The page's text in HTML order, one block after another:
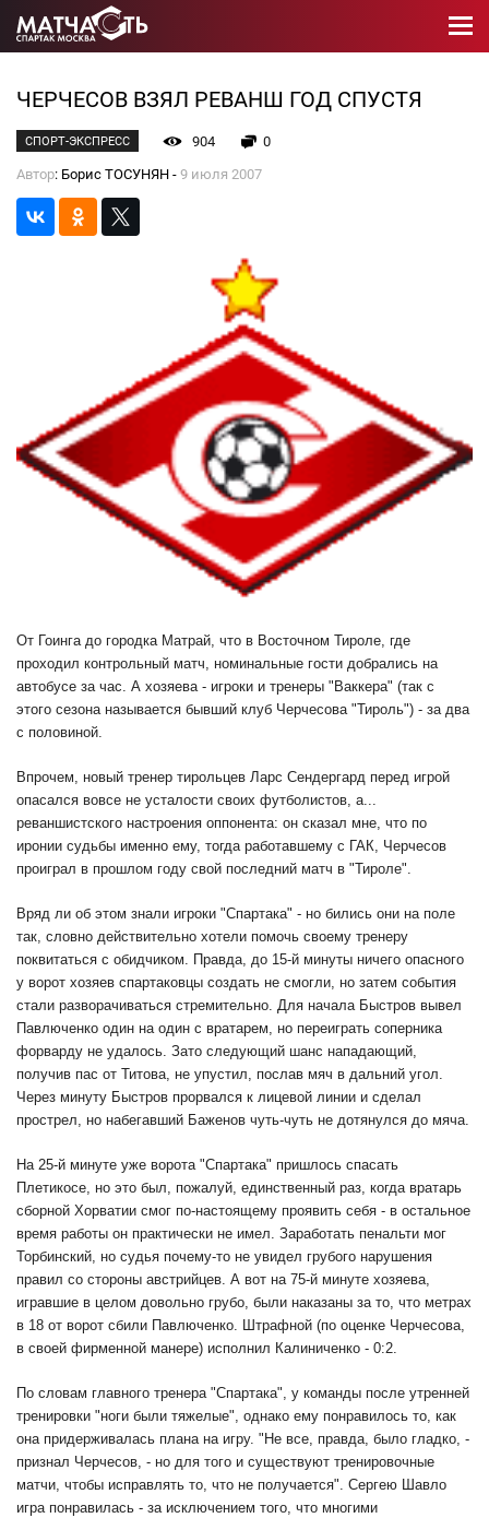
ЧЕРЧЕСОВ ВЗЯЛ РЕВАНШ ГОД СПУСТЯ
СПОРТ-ЭКСПРЕСС 904
0
Автор: Борис ТОСУНЯН - 9 июля 2007
От Гоинга до городка Матрай, что в Восточном Тироле, где
проходил контрольный матч, номинальные гости добрались на
автобусе за час. А хозяева - игроки и тренеры "Ваккера" (так с
этого сезона называется бывший клуб Черчесова "Тироль") - за два
с половиной.
Впрочем, новый тренер тирольцев Ларс Сендергард перед игрой
опасался вовсе не усталости своих футболистов, а...
реваншистского настроения оппонента: он сказал мне, что по
иронии судьбы именно ему, тогда работавшему с ГАК, Черчесов
проиграл в прошлом году свой последний матч в "Тироле".
Вряд ли об этом знали игроки "Спартака" - но бились они на поле
так, словно действительно хотели помочь своему тренеру
поквитаться с обидчиком. Правда, до 15-й минуты ничего опасного
у ворот хозяев спартаковцы создать не смогли, но затем события
стали разворачиваться стремительно. Для начала Быстров вывел
Павлюченко один на один с вратарем, но переиграть соперника
форварду не удалось. Зато следующий шанс нападающий,
получив пас от Титова, не упустил, послав мяч в дальний угол.
Через минуту Быстров прорвался к лицевой линии и сделал
прострел, но набегавший Баженов чуть-чуть не дотянулся до мяча.
На 25-й минуте уже ворота "Спартака" пришлось спасать
Плетикосе, но это был, пожалуй, единственный раз, когда вратарь
сборной Хорватии смог по-настоящему проявить себя - в остальное
время работы он практически не имел. Заработать пенальти мог
Торбинский, но судья почему-то не увидел грубого нарушения
правил со стороны австрийцев. А вот на 75-й минуте хозяева,
игравшие в целом довольно грубо, были наказаны за то, что метрах
в 18 от ворот сбили Павлюченко. Штрафной (по оценке Черчесова,
в своей фирменной манере) исполнил Калиниченко - 0:2.
По словам главного тренера "Спартака", у команды после утренней
тренировки "ноги были тяжелые", однако ему понравилось то, как
она придерживалась плана на игру. "Не все, правда, было гладко, -
признал Черчесов, - но для того и существуют тренировочные
матчи, чтобы исправлять то, что не получается". Сергею Шавло
игра понравилась - за исключением того, что многими